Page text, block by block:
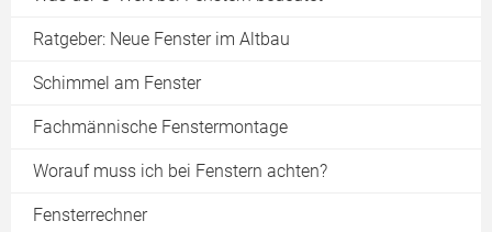
Ratgeber: Neue Fenster im Altbau
Schimmel am Fenster
Fachmännische Fenstermontage
Worauf muss ich bei Fenstern achten?
Fensterrechner